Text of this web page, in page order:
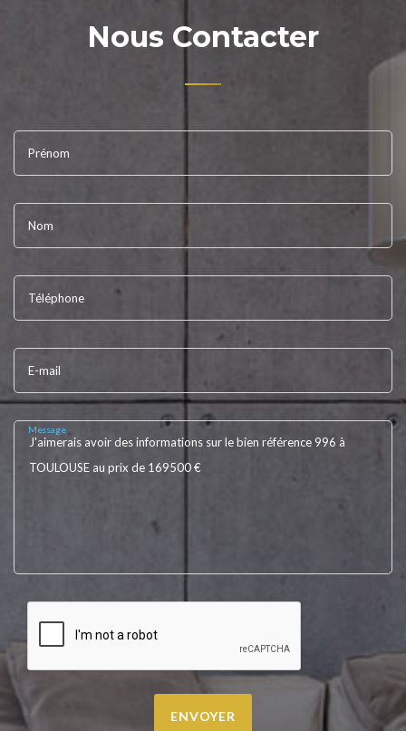
Nous Contacter
Prénom
Nom
Téléphone
E-mail
Message
ENVOYER